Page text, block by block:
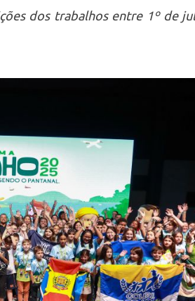
dos trabalhos entre 1º de